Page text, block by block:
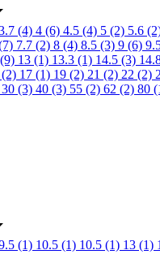
(4) 4 (6) 4.5 (4) 5 (2) 5.6
7.7 (2) 8 (4) 8.5 (3) 9 (6)
13 (1) 13.3 (1) 14.5 (3)
17 (1) 19 (2) 21 (2) 22 (2)
30 (3) 40 (3) 55 (2) 62 (2) 80
(1) 10.5 (1) 10.5 (1) 13 (1)